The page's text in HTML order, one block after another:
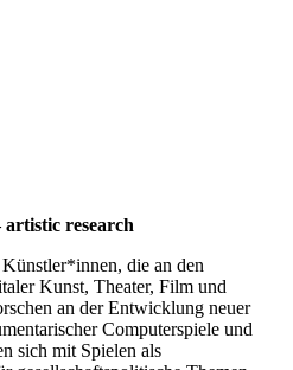
research
die an den
Kunst, Theater, Film und
an der Entwicklung neuer
Computerspiele und
sich mit Spielen als